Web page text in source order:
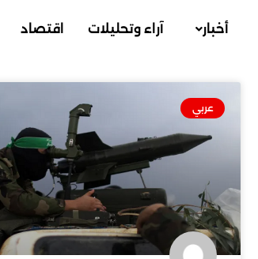
أخبار آراء وتحليلات اقتصاد
عربي